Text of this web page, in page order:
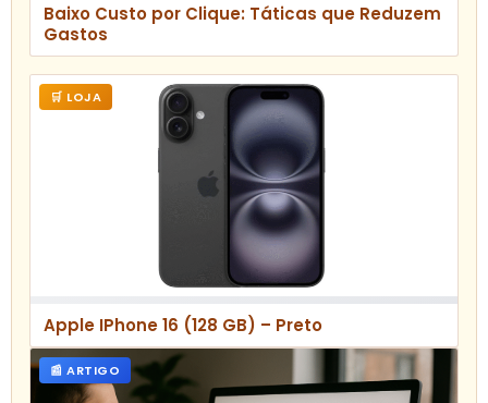
Baixo Custo por Clique: Táticas que Reduzem
Gastos
🛒 LOJA
Apple IPhone 16 (128 GB) – Preto
📰 ARTIGO